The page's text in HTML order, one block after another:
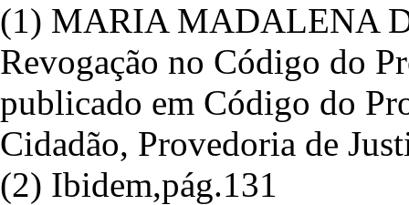
(1) MARIA MADALENA
Revogação no Código do
publicado em Código do
Cidadão, Provedoria de
(2) Ibidem,pág.131